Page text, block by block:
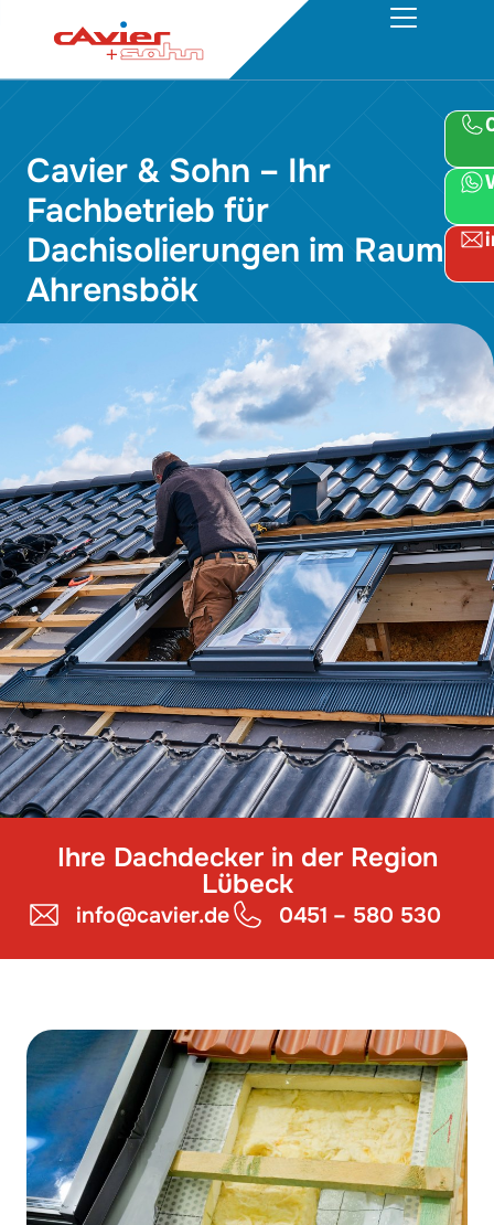
Cavier & Sohn – Ihr
Fachbetrieb für
Dachisolierungen im Raum
Ahrensbök
Ihre Dachdecker in der Region
Lübeck
info@cavier.de 0451 – 580 530